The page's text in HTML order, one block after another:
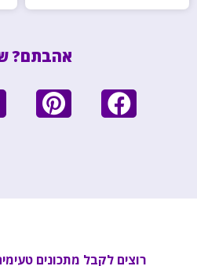
אהבתם?
רוצים לקבל מתכונים